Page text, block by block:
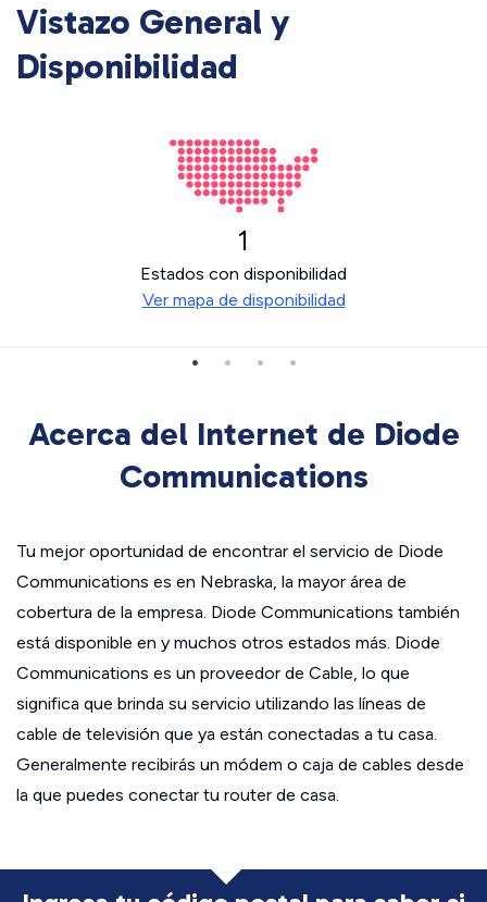
Vistazo General y
Disponibilidad
1
Estados con disponibilidad
Ver mapa de disponibilidad
Acerca del Internet de Diode
Communications
Tu mejor oportunidad de encontrar el servicio de Diode
Communications es en Nebraska, la mayor área de
cobertura de la empresa. Diode Communications también
está disponible en y muchos otros estados más. Diode
Communications es un proveedor de Cable, lo que
significa que brinda su servicio utilizando las líneas de
cable de televisión que ya están conectadas a tu casa.
Generalmente recibirás un módem o caja de cables desde
la que puedes conectar tu router de casa.